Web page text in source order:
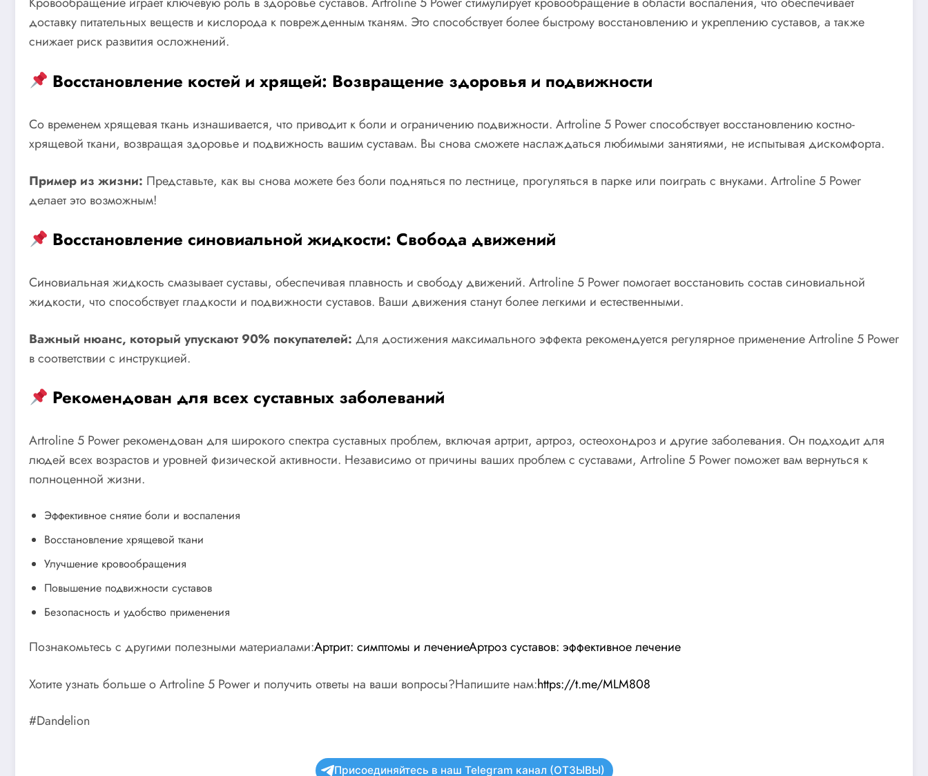
доставку питательных веществ и кислорода к поврежденным тканям. Это способствует более быстрому восстановлению и укреплению суставов, а также
снижает риск развития осложнений.
Восстановление костей и хрящей: Возвращение здоровья и подвижности
Со временем хрящевая ткань изнашивается, что приводит к боли и ограничению подвижности. Artroline 5 Power способствует восстановлению костно-
хрящевой ткани, возвращая здоровье и подвижность вашим суставам. Вы снова сможете наслаждаться любимыми занятиями, не испытывая дискомфорта.
Пример из жизни: Представьте, как вы снова можете без боли подняться по лестнице, прогуляться в парке или поиграть с внуками. Artroline 5 Power
делает это возможным!
Восстановление синовиальной жидкости: Свобода движений
Синовиальная жидкость смазывает суставы, обеспечивая плавность и свободу движений. Artroline 5 Power помогает восстановить состав синовиальной
жидкости, что способствует гладкости и подвижности суставов. Ваши движения станут более легкими и естественными.
Важный нюанс, который упускают 90% покупателей: Для достижения максимального эффекта рекомендуется регулярное применение Artroline 5 Power
в соответствии с инструкцией.
Рекомендован для всех суставных заболеваний
Artroline 5 Power рекомендован для широкого спектра суставных проблем, включая артрит, артроз, остеохондроз и другие заболевания. Он подходит для
людей всех возрастов и уровней физической активности. Независимо от причины ваших проблем с суставами, Artroline 5 Power поможет вам вернуться к
полноценной жизни.
Эффективное снятие боли и воспаления
Восстановление хрящевой ткани
Улучшение кровообращения
Повышение подвижности суставов
Безопасность и удобство применения
Познакомьтесь с другими полезными материалами:Артрит: симптомы и лечениеАртроз суставов: эффективное лечение
Хотите узнать больше о Artroline 5 Power и получить ответы на ваши вопросы?Напишите нам:https://t.me/MLM808
#Dandelion
Присоединяйтесь в наш Telegram канал (ОТЗЫВЫ)